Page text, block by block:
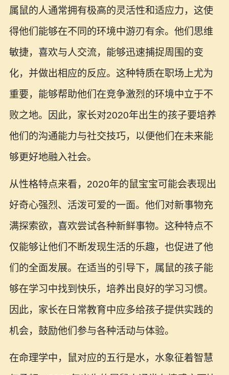
属鼠的人通常拥有极高的灵活性和适应力，这使
得他们能够在不同的环境中游刃有余。他们思维
敏捷，喜欢与人交流，能够迅速捕捉周围的变
化，并做出相应的反应。这种特质在职场上尤为
重要，能够帮助他们在竞争激烈的环境中立于不
败之地。因此，家长对2020年出生的孩子要培养
他们的沟通能力与社交技巧，以便他们在未来能
够更好地融入社会。
从性格特点来看，2020年的鼠宝宝可能会表现出
好奇心强烈、活泼可爱的一面。他们对新事物充
满探索欲，喜欢尝试各种新鲜事物。这种特点不
仅能够让他们不断发现生活的乐趣，也促进了他
们的全面发展。在适当的引导下，属鼠的孩子能
够在学习中找到快乐，培养出良好的学习习惯。
因此，家长在日常教育中应多给孩子提供实践的
机会，鼓励他们参与各种活动与体验。
在命理学中，鼠对应的五行是水，水象征着智慧